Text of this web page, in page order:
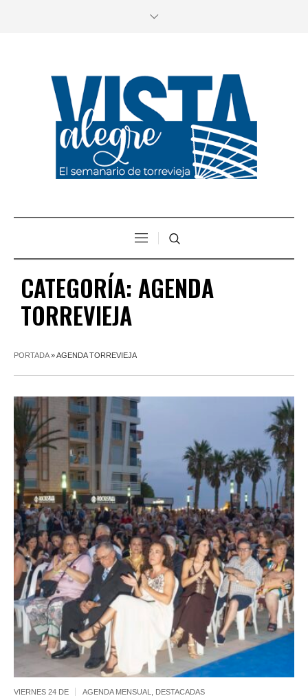
CATEGORÍA: AGENDA
TORREVIEJA
PORTADA»AGENDA TORREVIEJA
VIERNES 24 DE AGENDA MENSUAL DESTACADAS